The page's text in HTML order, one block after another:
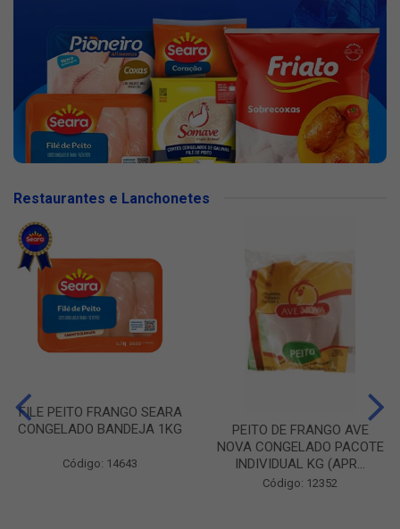
Restaurantes e Lanchonetes
FILE PEITO FRANGO SEARA
CONGELADO BANDEJA 1KG
Código: 14643
PEITO DE FRANGO AVE
NOVA CONGELADO PACOTE
INDIVIDUAL KG (APR...
Código: 12352